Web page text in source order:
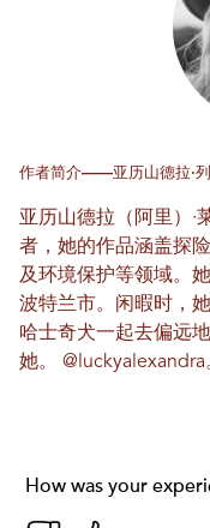
作者简介——亚历山德拉·
亚历山德拉（阿里）·
者，她的作品涵盖探
及环境保护等领域。
波特兰市。闲暇时，
哈士奇犬一起去偏远
她。 @luckyalexandra